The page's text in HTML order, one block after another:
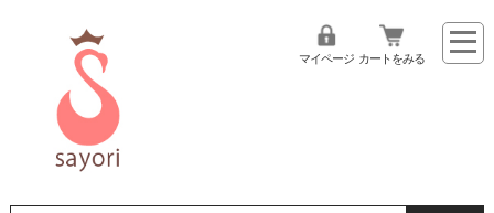
マイページ カートをみる